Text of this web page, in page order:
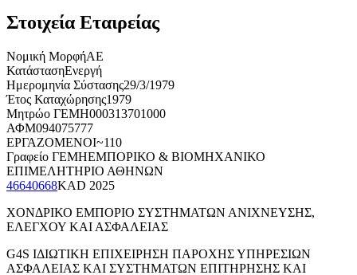
Στοιχεία Εταιρείας
Νομική ΜορφήΑΕ
ΚατάστασηΕνεργή
Ημερομηνία Σύστασης29/3/1979
Έτος Καταχώρησης1979
Μητρώο ΓΕΜΗ000313701000
ΑΦΜ094075777
ΕΡΓΑΖΟΜΕΝΟΙ~110
Γραφείο ΓΕΜΗΕΜΠΟΡΙΚΟ & ΒΙΟΜΗΧΑΝΙΚΟ
ΕΠΙΜΕΛΗΤΗΡΙΟ ΑΘΗΝΩΝ
46640668KAD 2025
ΧΟΝΔΡΙΚΟ ΕΜΠΟΡΙΟ ΣΥΣΤΗΜΑΤΩΝ ΑΝΙΧΝΕΥΣΗΣ,
ΕΛΕΓΧΟΥ ΚΑΙ ΑΣΦΑΛΕΙΑΣ
G4S ΙΔΙΩΤΙΚΗ ΕΠΙΧΕΙΡΗΣΗ ΠΑΡΟΧΗΣ ΥΠΗΡΕΣΙΩΝ
ΑΣΦΑΛΕΙΑΣ ΚΑΙ ΣΥΣΤΗΜΑΤΩΝ ΕΠΙΤΗΡΗΣΗΣ ΚΑΙ